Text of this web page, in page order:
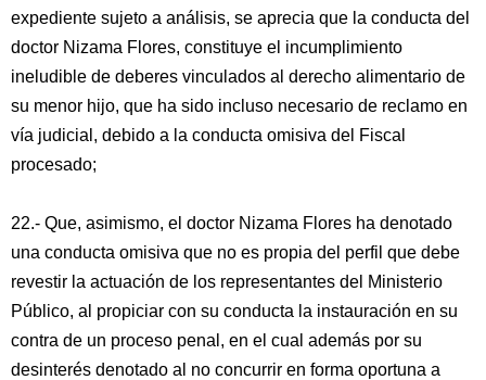
expediente sujeto a análisis, se aprecia que la conducta del
doctor Nizama Flores, constituye el incumplimiento
ineludible de deberes vinculados al derecho alimentario de
su menor hijo, que ha sido incluso necesario de reclamo en
vía judicial, debido a la conducta omisiva del Fiscal
procesado;
22.- Que, asimismo, el doctor Nizama Flores ha denotado
una conducta omisiva que no es propia del perfil que debe
revestir la actuación de los representantes del Ministerio
Público, al propiciar con su conducta la instauración en su
contra de un proceso penal, en el cual además por su
desinterés denotado al no concurrir en forma oportuna a